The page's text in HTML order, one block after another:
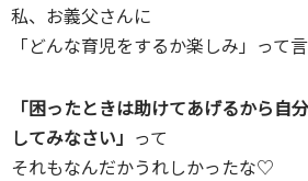
私、お義父さんに
「どんな育児をするか楽しみ」って言
「困ったときは助けてあげるから自
してみなさい」 って
それもなんだかうれしかったな♡